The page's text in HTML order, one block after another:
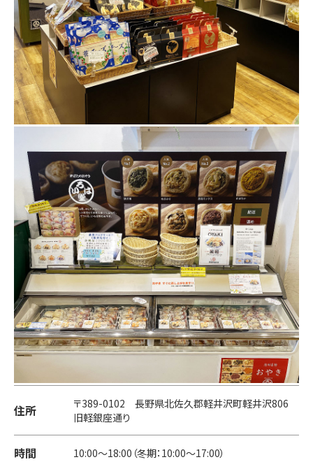
住所
〒389-0102 長野県北佐久郡軽井沢町軽井沢806
旧軽銀座通り
時間 10:00～18:00（冬期：10:00～17:00）